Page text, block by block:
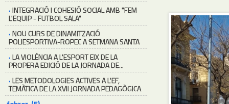
·INTEGRACIÓ I COHESIÓ SOCIAL AMB "FEM
L'EQUIP - FUTBOL SALA"
·NOU CURS DE DINAMITZACIÓ
POLIESPORTIVA-ROPEC A SETMANA SANTA
·LA VIOLÈNCIA A L'ESPORT EIX DE LA
PROPERA EDICIÓ DE LA JORNADA DE...
·LES METODOLOGIES ACTIVES A L'EF,
TEMÀTICA DE LA XVII JORNADA PEDAGÒGICA